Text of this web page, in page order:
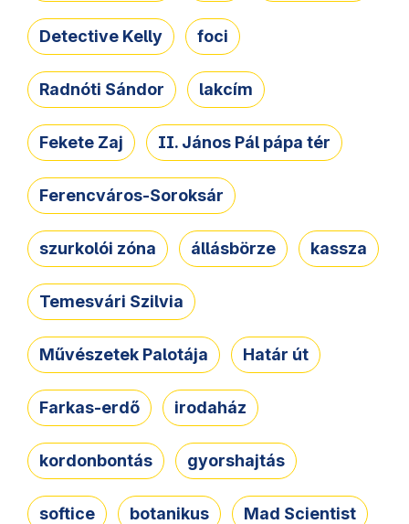
Detective Kelly foci
Radnóti Sándor lakcím
Fekete Zaj II. János Pál pápa tér
Ferencváros-Soroksár
szurkolói zóna állásbörze kassza
Temesvári Szilvia
Művészetek Palotája Határ út
Farkas-erdő irodaház
kordonbontás gyorshajtás
softice botanikus Mad Scientist